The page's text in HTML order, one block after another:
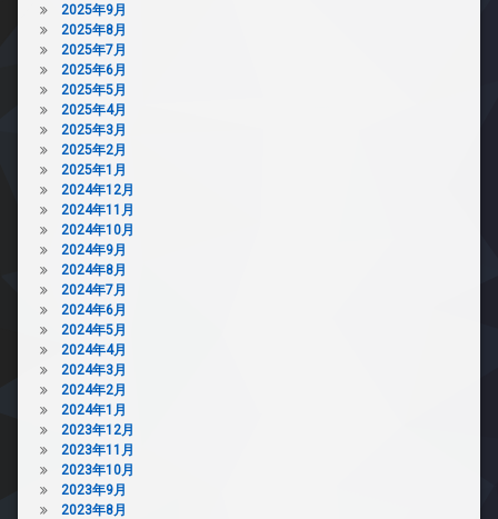
2025年9月
2025年8月
2025年7月
2025年6月
2025年5月
2025年4月
2025年3月
2025年2月
2025年1月
2024年12月
2024年11月
2024年10月
2024年9月
2024年8月
2024年7月
2024年6月
2024年5月
2024年4月
2024年3月
2024年2月
2024年1月
2023年12月
2023年11月
2023年10月
2023年9月
2023年8月